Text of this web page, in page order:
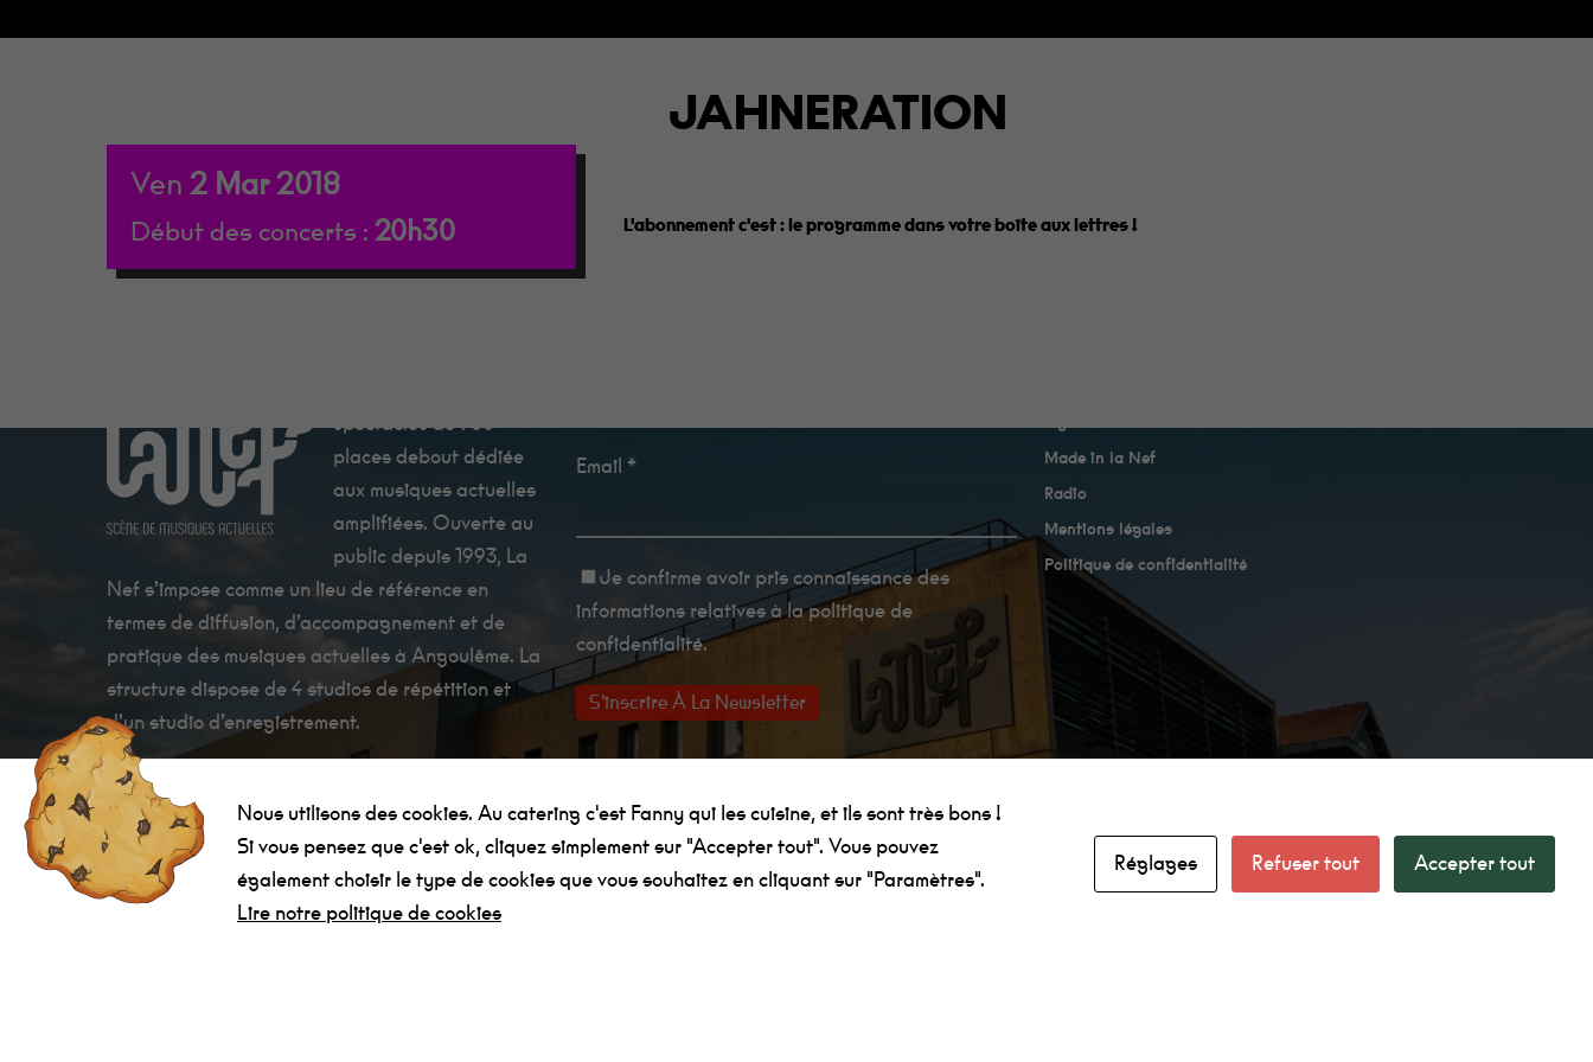
JAHNERATION
Ven 2 Mar 2018
Début des concerts : 20h30 L'abonnement c'est : le programme dans votre boîte aux lettres !
spectacles de 700
places debout dédiée
aux musiques actuelles
amplifiées. Ouverte au
public depuis 1993, La
Nef s’impose comme un lieu de référence en
termes de diffusion, d’accompagnement et de
pratique des musiques actuelles à Angoulême. La
structure dispose de 4 studios de répétition et
d’un studio d’enregistrement.
Email *
Je confirme avoir pris connaissance des
informations relatives à la politique de
confidentialité.
Made in la Nef
Radio
Mentions légales
Politique de confidentialité
La Nef Angoulême © 2022 - Tous droits réservés - Création
Nous utilisons des cookies. Au catering c'est Fanny qui les cuisine, et ils sont très bons !
Si vous pensez que c'est ok, cliquez simplement sur "Accepter tout". Vous pouvez
également choisir le type de cookies que vous souhaitez en cliquant sur "Paramètres".
Lire notre politique de cookies
Réglages Refuser tout Accepter tout